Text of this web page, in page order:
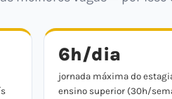
6h/dia
jornada máxima do
ensino superior (30h/